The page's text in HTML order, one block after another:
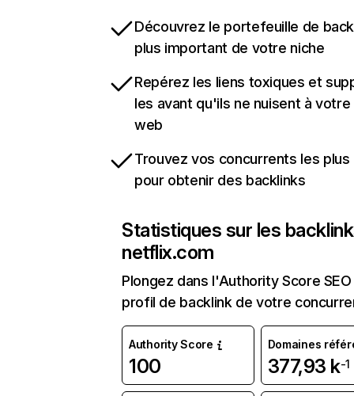
Découvrez le portefeuille de
plus important de votre niche
Repérez les liens toxiques et
les avant qu'ils ne nuisent à
web
Trouvez vos concurrents les
pour obtenir des backlinks
Statistiques sur les
netflix.com
Plongez dans l'Authority Score
profil de backlink de votre
Authority Score
100
Domaines
377,93 k-1